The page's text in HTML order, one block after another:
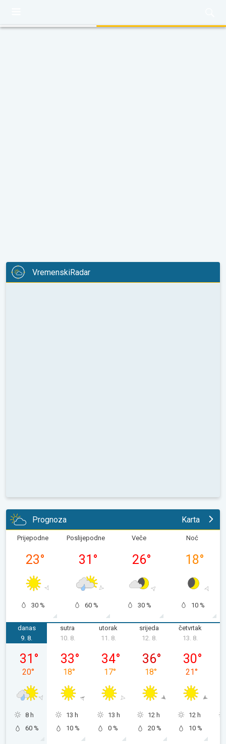
VremenskiRadar
Prognoza Karta
Prijepodne
23°
30 %
Poslijepodne
31 °
60 %
Veče
26°
30 %
Noć
18°
10 %
danas
nedjelja, 09. 08.
9. 8.
31 °
20°
8 h
60 %
sutra
10. 8.
33°
18°
13 h
10 %
utorak
11. 8.
34°
17°
13 h
0 %
srijeda
12. 8.
36°
18°
12 h
20 %
četvrtak
13. 8.
30°
21°
12 h
10 %